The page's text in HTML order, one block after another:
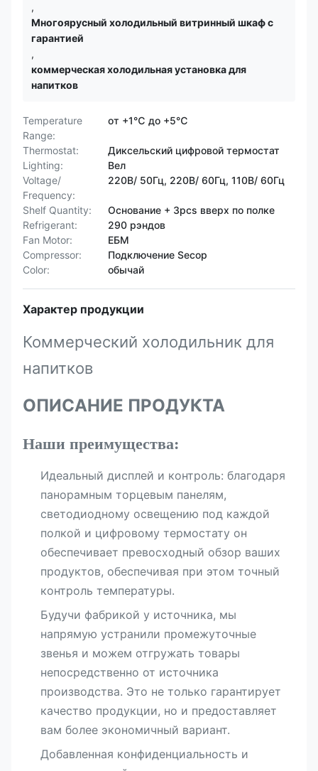
,
Многоярусный холодильный витринный шкаф с
гарантией
,
коммерческая холодильная установка для
напитков
Temperature
Range:
от +1℃ до +5℃
Thermostat:
Диксельский цифровой термостат
Lighting:
Вел
Voltage/
Frequency:
220В/ 50Гц, 220В/ 60Гц, 110В/ 60Гц
Shelf Quantity:
Основание + 3pcs вверх по полке
Refrigerant:
290 рэндов
Fan Motor:
ЕБМ
Compressor:
Подключение Secop
Color:
обычай
Характер продукции
Коммерческий холодильник для
напитков
ОПИСАНИЕ ПРОДУКТА
Наши преимущества:
Идеальный дисплей и контроль: благодаря
панорамным торцевым панелям,
светодиодному освещению под каждой
полкой и цифровому термостату он
обеспечивает превосходный обзор ваших
продуктов, обеспечивая при этом точный
контроль температуры.
Будучи фабрикой у источника, мы
напрямую устранили промежуточные
звенья и можем отгружать товары
непосредственно от источника
производства. Это не только гарантирует
качество продукции, но и предоставляет
вам более экономичный вариант.
Добавленная конфиденциальность и